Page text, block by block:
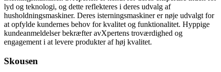
lyd og teknologi, og dette reflekteres i deres udvalg af
husholdningsmaskiner. Deres isterningsmaskiner er nøje udvalgt for
at opfylde kundernes behov for kvalitet og funktionalitet. Hyppige
kundeanmeldelser bekræfter avXpertens troværdighed og
engagement i at levere produkter af høj kvalitet.
Skousen